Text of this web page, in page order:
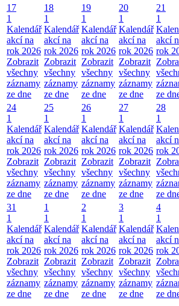
17
1
Kalendář
akcí na
rok 2026
Zobrazit
všechny
záznamy
ze dne
18
1
Kalendář
akcí na
rok 2026
Zobrazit
všechny
záznamy
ze dne
19
1
Kalendář
akcí na
rok 2026
Zobrazit
všechny
záznamy
ze dne
20
1
Kalendář
akcí na
rok 2026
Zobrazit
všechny
záznamy
ze dne
21
1
akcí
rok
ze
24
1
Kalendář
akcí na
rok 2026
Zobrazit
všechny
záznamy
ze dne
25
1
Kalendář
akcí na
rok 2026
Zobrazit
všechny
záznamy
ze dne
26
1
Kalendář
akcí na
rok 2026
Zobrazit
všechny
záznamy
ze dne
27
1
Kalendář
akcí na
rok 2026
Zobrazit
všechny
záznamy
ze dne
28
1
akcí
rok
ze
31
1
Kalendář
akcí na
rok 2026
Zobrazit
všechny
záznamy
ze dne
1
1
Kalendář
akcí na
rok 2026
Zobrazit
všechny
záznamy
ze dne
2
1
Kalendář
akcí na
rok 2026
Zobrazit
všechny
záznamy
ze dne
3
1
Kalendář
akcí na
rok 2026
Zobrazit
všechny
záznamy
ze dne
4
1
akcí
rok
ze